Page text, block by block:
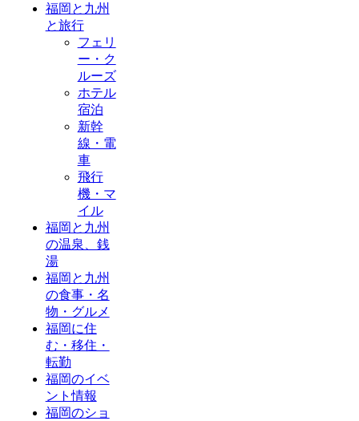
福岡と九州
と旅行
フェリ
ー・ク
ルーズ
ホテル
宿泊
新幹
線・電
車
飛行
機・マ
イル
福岡と九州
の温泉、銭
湯
福岡と九州
の食事・名
物・グルメ
福岡に住
む・移住・
転勤
福岡のイベ
ント情報
福岡のショ